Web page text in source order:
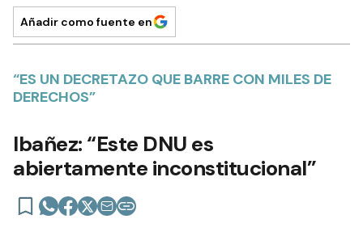
Añadir como fuente en
“ES UN DECRETAZO QUE BARRE CON MILES DE
DERECHOS”
Ibañez: “Este DNU es
abiertamente inconstitucional”